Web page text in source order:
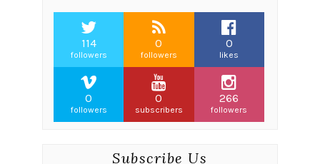
114
followers
0
followers
0
likes
0
followers
0
subscribers
266
followers
Subscribe Us